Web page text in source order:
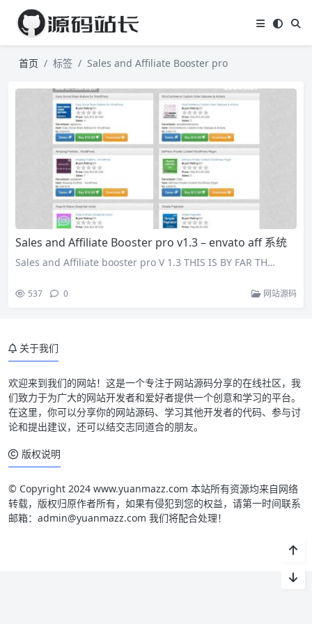
首页 标签 Sales and Affiliate Booster pro
Sales and Affiliate Booster pro v1.3 – envato aff 系统
Sales and Affiliate booster pro V 1.3 THIS IS BY FAR TH…
537 0 网站源码
关于我们
欢迎来到我们的网站！这是一个专注于网站源码分享的在线社区，我
们致力于为广大的网站开发者和爱好者提供一个创意和学习的平台。
在这里，你可以分享你的网站源码、学习其他开发者的代码、参与讨
论和提出建议，还可以结交志同道合的朋友。
版权说明
© Copyright 2024 www.yuanmazz.com 本站所有资源均来自网络
转载，版权归原作者所有，如果有侵犯到您的权益，请第一时间联系
邮箱：admin@yuanmazz.com 我们将配合处理！